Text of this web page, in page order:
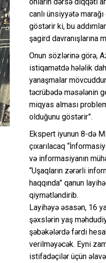
canlı ünsiyyətə
göstərir ki, bu
şagird davranışlarına
Onun sözlərinə görə,
istiqamətdə hələlik
yanaşmalar
təcrübədə məsələnin
miqyas alması
olduğunu göstərir”.
Ekspert iyunun 8-də
çıxarılacaq
və informasiyanın
“Uşaqların zərərli
haqqında” qanun
qiymətləndirib.
Layihəyə əsasən, 16
şəxslərin yaş
şəbəkələrdə fərdi
verilməyəcək. Eyni
istifadəçilər üçün